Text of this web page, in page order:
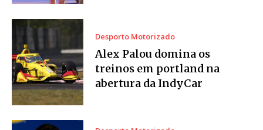
Desporto Motorizado
Alex Palou domina os
treinos em portland na
abertura da IndyCar